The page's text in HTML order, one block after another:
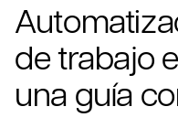
de trabajo
una guía